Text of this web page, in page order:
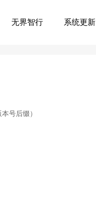
无界智行 系统更新
号后缀）